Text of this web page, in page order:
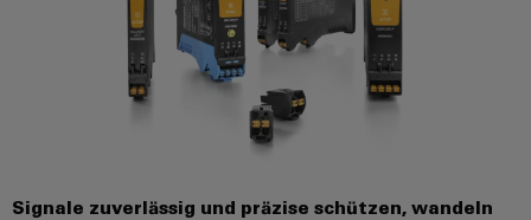
Signale zuverlässig und präzise schützen, wandeln